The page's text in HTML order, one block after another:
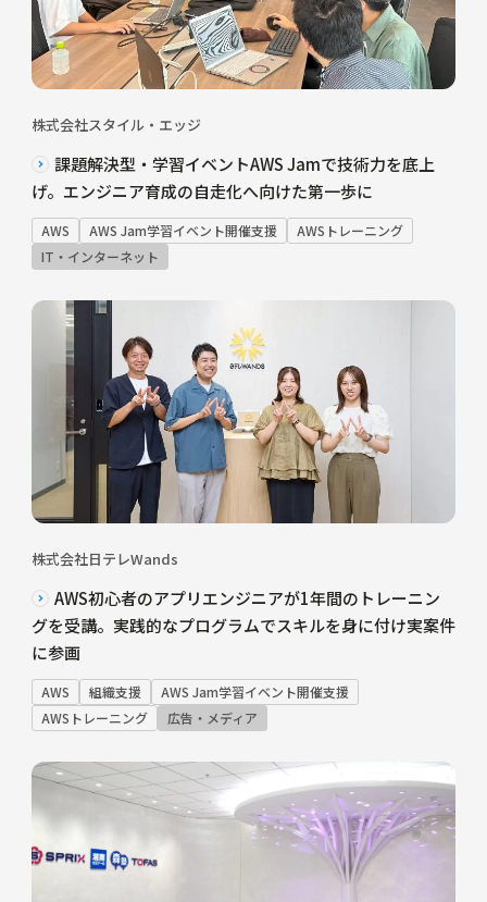
株式会社スタイル・エッジ
課題解決型・学習イベントAWS Jamで技術力を底上
げ。エンジニア育成の自走化へ向けた第一歩に
AWS AWS Jam学習イベント開催支援
AWSトレーニング
IT・インターネット
株式会社日テレWands
AWS初心者のアプリエンジニアが1年間のトレーニン
グを受講。実践的なプログラムでスキルを身に付け実案件
に参画
AWS 組織支援
AWS Jam学習イベント開催支援
AWSトレーニング
広告・メディア